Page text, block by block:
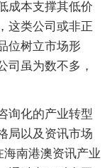
成本支撑其低价
这类公司或非正
位树立市场形
司虽为数不多，
询化的产业转型
局以及资讯市场
南港澳资讯产业